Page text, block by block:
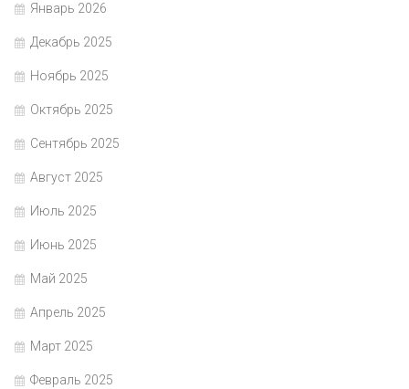
Январь 2026
Декабрь 2025
Ноябрь 2025
Октябрь 2025
Сентябрь 2025
Август 2025
Июль 2025
Июнь 2025
Май 2025
Апрель 2025
Март 2025
Февраль 2025